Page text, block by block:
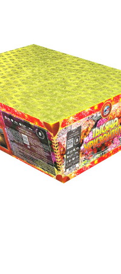
Лимонки,
Корсары
Бабочки,
Жуки